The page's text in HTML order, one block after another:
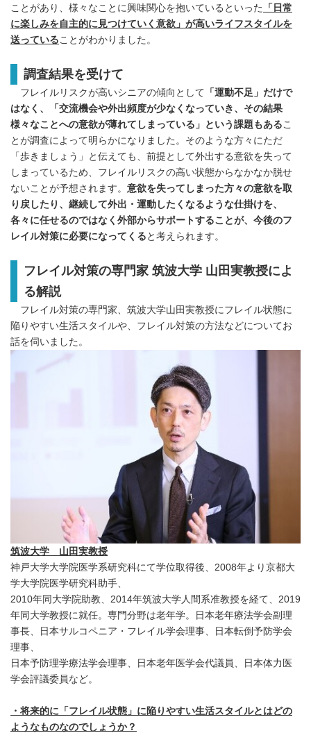
ことがあり、様々なことに興味関心を抱いているといった
「日常
に楽しみを自主的に見つけていく意欲」が高いライフスタイルを
送っていることがわかりました。
調査結果を受けて
フレイルリスクが高いシニアの傾向として 「運動不足」だけで
はなく、「交流機会や外出頻度が少なくなっていき、その結果
様々なことへの意欲が薄れてしまっている」という課題もあるこ
とが調査によって明らかになりました。そのような方々にただ
「歩きましょう」と伝えても、前提として外出する意欲を失って
しまっているため、フレイルリスクの高い状態からなかなか脱せ
ないことが予想されます。 意欲を失ってしまった方々の意欲を取
り戻したり、継続して外出・運動したくなるような仕掛けを、
各々に任せるのではなく外部からサポートすることが、今後のフ
レイル対策に必要になってくる と考えられます。
フレイル対策の専門家 筑波大学 山田実教授によ
る解説
フレイル対策の専門家、筑波大学山田実教授にフレイル状態に
陥りやすい生活スタイルや、フレイル対策の方法などについてお
話を伺いました。
筑波大学 山田実教授
神戸大学大学院医学系研究科にて学位取得後、2008年より京都大
学大学院医学研究科助手、
2010年同大学院助教、2014年筑波大学人間系准教授を経て、2019
年同大学教授に就任。専門分野は老年学。日本老年療法学会副理
事長、日本サルコペニア・フレイル学会理事、日本転倒予防学会
理事、
日本予防理学療法学会理事、日本老年医学会代議員、日本体力医
学会評議委員など。
・将来的に「フレイル状態」に陥りやすい生活スタイルとはどの
ようなものなのでしょうか？
English